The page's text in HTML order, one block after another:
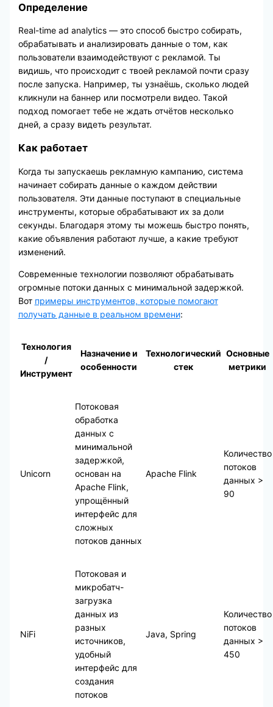
Определение
Real-time ad analytics — это способ быстро собирать,
обрабатывать и анализировать данные о том, как
пользователи взаимодействуют с рекламой. Ты
видишь, что происходит с твоей рекламой почти сразу
после запуска. Например, ты узнаёшь, сколько людей
кликнули на баннер или посмотрели видео. Такой
подход помогает тебе не ждать отчётов несколько
дней, а сразу видеть результат.
Как работает
Когда ты запускаешь рекламную кампанию, система
начинает собирать данные о каждом действии
пользователя. Эти данные поступают в специальные
инструменты, которые обрабатывают их за доли
секунды. Благодаря этому ты можешь быстро понять,
какие объявления работают лучше, а какие требуют
изменений.
Современные технологии позволяют обрабатывать
огромные потоки данных с минимальной задержкой.
Вот примеры инструментов, которые помогают
получать данные в реальном времени:
Технология
/
Инструмент
Назначение и
особенности
Технологический
стек
Основные
метрики
Unicorn
Потоковая
обработка
данных с
минимальной
задержкой,
основан на
Apache Flink,
упрощённый
интерфейс для
сложных
потоков данных
Apache Flink
Количество
потоков
данных >
90
NiFi
Потоковая и
микробатч-
загрузка
данных из
разных
источников,
удобный
интерфейс для
создания
потоков
Java, Spring
Количество
потоков
данных >
450